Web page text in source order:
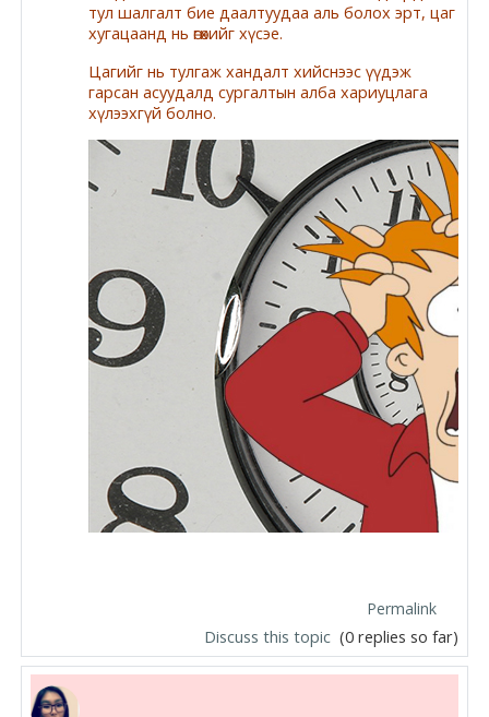
тул шалгалт бие даалтуудаа аль болох эрт, цаг
хугацаанд нь өгөхийг хүсэе.
Цагийг нь тулгаж хандалт хийснээс үүдэж
гарсан асуудалд сургалтын алба хариуцлага
хүлээхгүй болно.
Permalink
Discuss this topic (0 replies so far)